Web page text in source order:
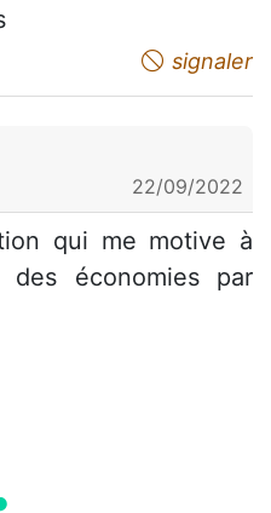
signaler
22/09/2022
qui me motive à
économies par